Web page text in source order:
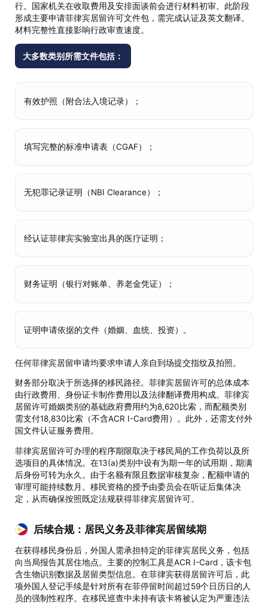
行。国家机关在收取费用及安排面谈前会进行材料初审。此阶段
形成主要申请菲律宾居留许可文件包，需完成认证及英文翻译。
材料完整性直接影响行政审查速度。
大多数类别所需文件包括：
有效护照（附合法入境记录）；
填写完整的标准申请表（CGAF）；
无犯罪记录证明（NBI Clearance）；
经认证菲律宾实验室出具的医疗证明；
财务证明（银行对账单、养老金凭证）；
证明申请依据的文件（婚姻、血统、投资）。
任何菲律宾居留申请均要求申请人亲自到场提交指纹及拍照。
财务部分取决于所选择的移民路径。菲律宾居留许可的总体成本
由行政费用、身份证卡制作费用以及法律翻译费用构成。菲律宾
居留许可婚姻类别的基础政府费用约为8,620比索，而配额类别
需支付18,830比索（不含ACR I-Card费用）。此外，还需支付外
国文件认证服务费用。
菲律宾居留许可办理的程序期限取决于移民局的工作负荷以及所
选项目的具体情况。在13(a)类别中设有为期一年的试用期，期满
后身份可转为永久。由于名额有限且数据审核复杂，配额申请的
审理可能持续数月。移民资格的授予由委员会在听证后集体决
定，从而确保按照既定法规获得菲律宾居留许可。
后续合规：居民义务及菲律宾居留续期
在获得移民身份后，外国人需承担特定的菲律宾居民义务，包括
向当局报告其居住地点。主要的控制工具是ACR I-Card，该卡包
含生物识别数据及居留类型信息。在菲律宾获得居留许可后，此
项外国人登记手续是针对所有在菲停留时间超过59个日历日的人
员的强制性程序。在移民巡查中未持有该卡将被认定为严重违法